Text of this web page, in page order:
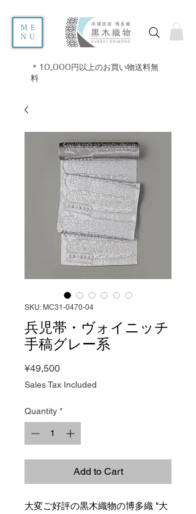
ME
NU
＊10,000円以上のお買い物送料無
料
SKU: MC31-0470-04
兵児帯・ヴォイニッチ
手稿グレー系
¥49,500Price
Sales Tax Included
Quantity *
Add to Cart
大変ご好評の黒木織物の博多織 "大